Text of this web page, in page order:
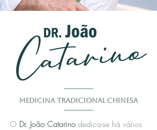
Medicina Tradicional Chinesa
O Dr. João Catarino dedica-se há vários